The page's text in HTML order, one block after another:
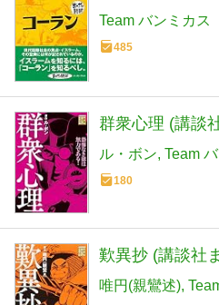
Team バンミカス
485
群衆心理 (講談
ル・ボン Team
180
歎異抄 (講談社
唯円(親鸞述)